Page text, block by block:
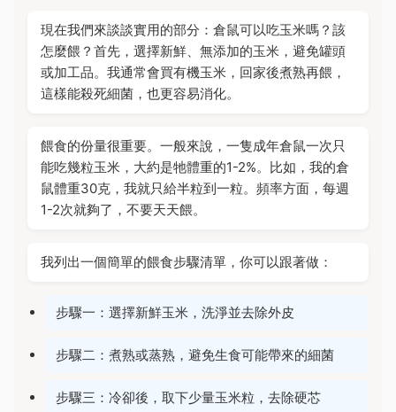
現在我們來談談實用的部分：倉鼠可以吃玉米嗎？該
怎麼餵？首先，選擇新鮮、無添加的玉米，避免罐頭
或加工品。我通常會買有機玉米，回家後煮熟再餵，
這樣能殺死細菌，也更容易消化。
餵食的份量很重要。一般來說，一隻成年倉鼠一次只
能吃幾粒玉米，大約是牠體重的1-2%。比如，我的倉
鼠體重30克，我就只給半粒到一粒。頻率方面，每週
1-2次就夠了，不要天天餵。
我列出一個簡單的餵食步驟清單，你可以跟著做：
步驟一：選擇新鮮玉米，洗淨並去除外皮
步驟二：煮熟或蒸熟，避免生食可能帶來的細菌
步驟三：冷卻後，取下少量玉米粒，去除硬芯